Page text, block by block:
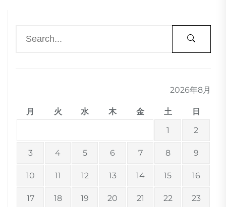
2026年8月
月 火 水 木 金 土
日
1
2
3 4 5 6 7 8 9
10 11 12 13 14 15 16
17 18 19 20 21 22 23